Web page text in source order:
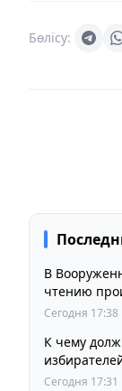
Бөлісу:
В
чтению
Сегодня 17:38
К чему
Сегодня 17:31